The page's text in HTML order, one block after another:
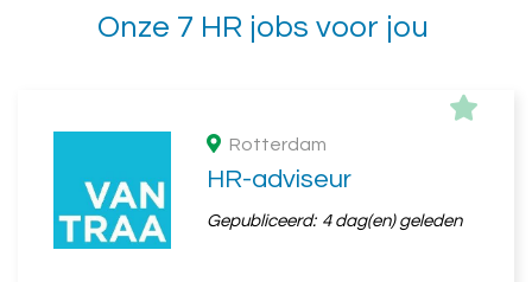
Onze 7 HR jobs voor jou
Rotterdam
HR-adviseur
Gepubliceerd: 4 dag(en) geleden